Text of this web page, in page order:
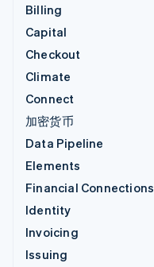
Billing
Capital
Checkout
Climate
Connect
加密货币
Data Pipeline
Elements
Financial Connections
Identity
Invoicing
Issuing